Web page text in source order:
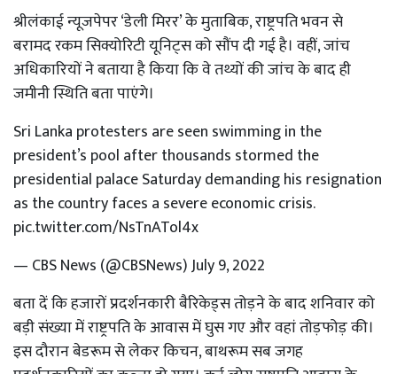
श्रीलंकाई न्यूजपेपर ‘डेली मिरर’ के मुताबिक, राष्ट्रपति भवन से
बरामद रकम सिक्योरिटी यूनिट्स को सौंप दी गई है। वहीं, जांच
अधिकारियों ने बताया है किया कि वे तथ्यों की जांच के बाद ही
जमीनी स्थिति बता पाएंगे।
Sri Lanka protesters are seen swimming in the
president’s pool after thousands stormed the
presidential palace Saturday demanding his resignation
as the country faces a severe economic crisis.
pic.twitter.com/NsTnATol4x
— CBS News (@CBSNews)July 9, 2022
बता दें कि हजारों प्रदर्शनकारी बैरिकेड्स तोड़ने के बाद शनिवार को
बड़ी संख्या में राष्ट्रपति के आवास में घुस गए और वहां तोड़फोड़ की।
इस दौरान बेडरूम से लेकर किचन, बाथरूम सब जगह